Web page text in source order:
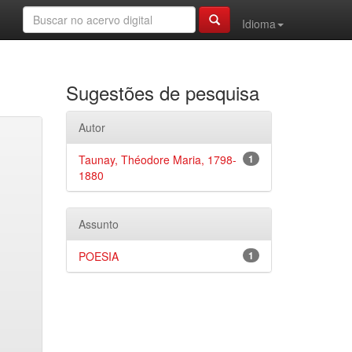
Idioma
Sugestões de pesquisa
Autor
1
Taunay, Théodore Maria, 1798-
1880
Assunto
1
POESIA